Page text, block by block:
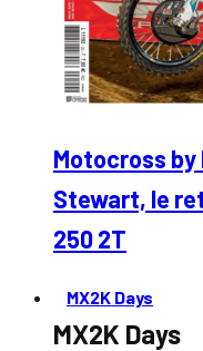
Motocross by
Stewart, le
250 2T
MX2K Days
MX2K Days